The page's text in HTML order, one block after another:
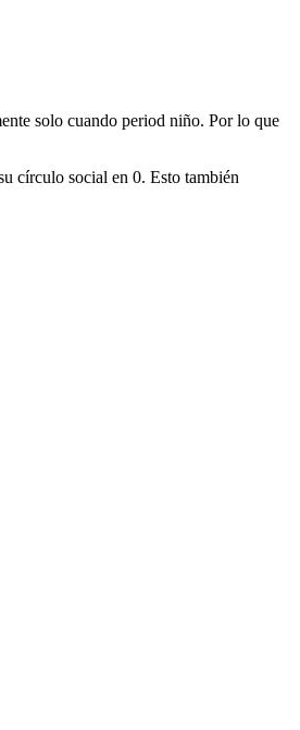
solo cuando period niño. Por lo que
círculo social en 0. Esto también